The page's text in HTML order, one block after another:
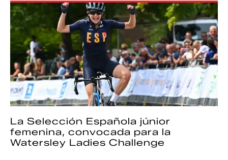
La Selección Española júnior
femenina, convocada para la
Watersley Ladies Challenge